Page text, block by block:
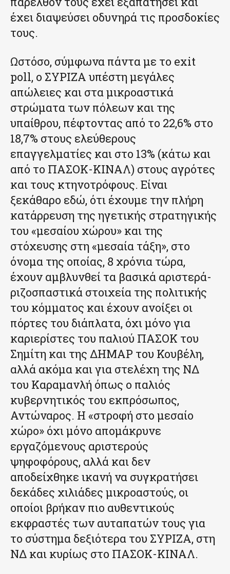
έχει διαψεύσει οδυνηρά τις προσδοκίες
τους.
Ωστόσο, σύμφωνα πάντα με το exit
poll, ο ΣΥΡΙΖΑ υπέστη μεγάλες
απώλειες και στα μικροαστικά
στρώματα των πόλεων και της
υπαίθρου, πέφτοντας από το 22,6% στο
18,7% στους ελεύθερους
επαγγελματίες και στο 13% (κάτω και
από το ΠΑΣΟΚ-ΚΙΝΑΛ) στους αγρότες
και τους κτηνοτρόφους. Είναι
ξεκάθαρο εδώ, ότι έχουμε την πλήρη
κατάρρευση της ηγετικής στρατηγικής
του «μεσαίου χώρου» και της
στόχευσης στη «μεσαία τάξη», στο
όνομα της οποίας, 8 χρόνια τώρα,
έχουν αμβλυνθεί τα βασικά αριστερά-
ριζοσπαστικά στοιχεία της πολιτικής
του κόμματος και έχουν ανοίξει οι
πόρτες του διάπλατα, όχι μόνο για
καριερίστες του παλιού ΠΑΣΟΚ του
Σημίτη και της ΔΗΜΑΡ του Κουβέλη,
αλλά ακόμα και για στελέχη της ΝΔ
του Καραμανλή όπως ο παλιός
κυβερνητικός του εκπρόσωπος,
Αντώναρος. Η «στροφή στο μεσαίο
χώρο» όχι μόνο απομάκρυνε
εργαζόμενους αριστερούς
ψηφοφόρους, αλλά και δεν
αποδείχθηκε ικανή να συγκρατήσει
δεκάδες χιλιάδες μικροαστούς, οι
οποίοι βρήκαν πιο αυθεντικούς
εκφραστές των αυταπατών τους για
το σύστημα δεξιότερα του ΣΥΡΙΖΑ, στη
ΝΔ και κυρίως στο ΠΑΣΟΚ-ΚΙΝΑΛ.